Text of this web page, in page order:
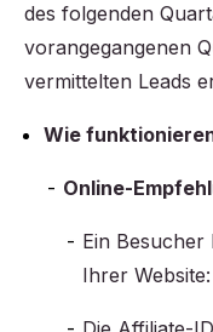
des folgenden
vorangegangenen
vermittelten Leads
Wie
Online-
Ein
Ihrer